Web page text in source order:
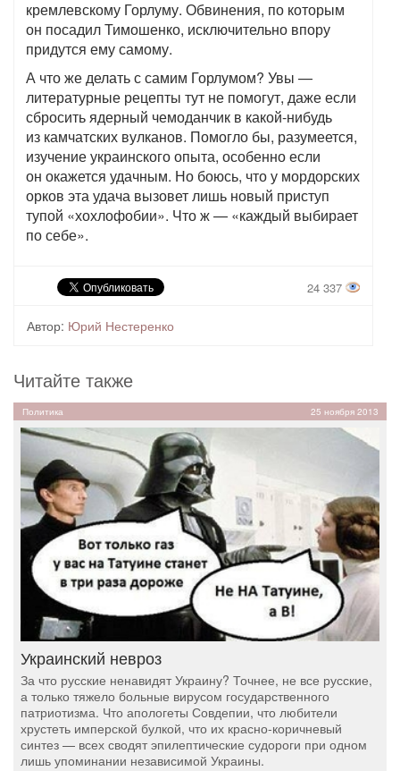
кремлевскому Горлуму. Обвинения, по которым
он посадил Тимошенко, исключительно впору
придутся ему самому.
А что же делать с самим Горлумом? Увы —
литературные рецепты тут не помогут, даже если
сбросить ядерный чемоданчик в какой-нибудь
из камчатских вулканов. Помогло бы, разумеется,
изучение украинского опыта, особенно если
он окажется удачным. Но боюсь, что у мордорских
орков эта удача вызовет лишь новый приступ
тупой «хохлофобии». Что ж — «каждый выбирает
по себе».
24 337
Автор: Юрий Нестеренко
Читайте также
Политика 25 ноября 2013
Украинский невроз
За что русские ненавидят Украину? Точнее, не все русские,
а только тяжело больные вирусом государственного
патриотизма. Что апологеты Совдепии, что любители
хрустеть имперской булкой, что их красно-коричневый
синтез — всех сводят эпилептические судороги при одном
лишь упоминании независимой Украины.